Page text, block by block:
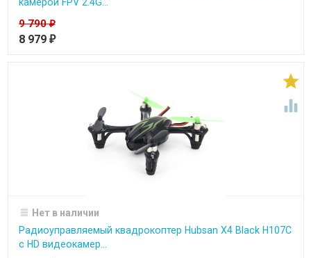
9 790₽
8 979 ₽


Нет в наличии
Радиоуправляемый квадрокоптер Hubsan X4 Black H107C
c HD видеокамер...